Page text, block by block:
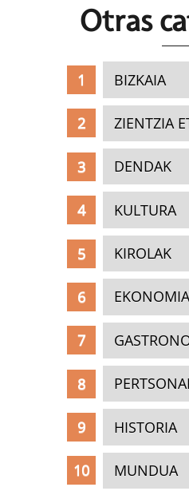
Otras c
BIZKAIA
ZIENTZIA
DENDAK
KULTURA
KIROLAK
HISTORIA
MUNDUA